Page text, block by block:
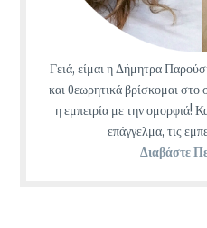
Γειά, είμαι η Δήμητρα
και θεωρητικά βρίσκομαι στο
η εμπειρία με την ομορφιά!
επάγγελμα, τις
Διαβάστε